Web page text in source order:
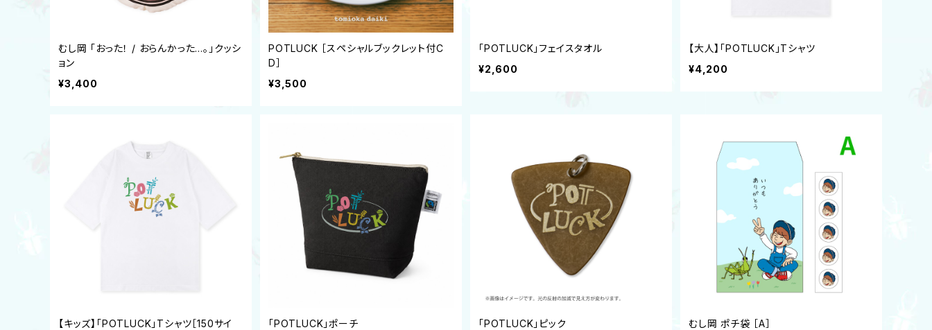
むし岡 「おった！ / おらんかった…。」クッシ
ョン
¥3,400
POTLUCK ［スペシャルブックレット付C
D］
¥3,500
「POTLUCK」フェイスタオル
¥2,600
【大人】「POTLUCK」Tシャツ
¥4,200
【キッズ】「POTLUCK」Tシャツ［150サイ
「POTLUCK」ポーチ
「POTLUCK」ピック
むし岡 ポチ袋 ［A］